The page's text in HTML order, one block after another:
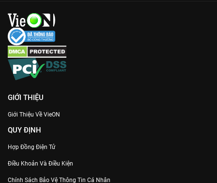
GIỚI THIỆU
Giới Thiệu Về VieON
QUY ĐỊNH
Hợp Đồng Điện Tử
Điều Khoản Và Điều Kiện
Chính Sách Bảo Vệ Thông Tin Cá Nhân